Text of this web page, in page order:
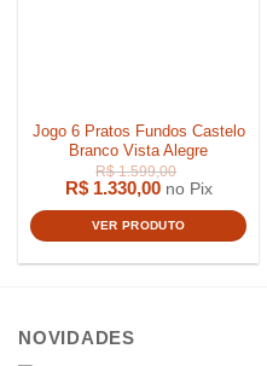
Jogo 6 Pratos Fundos Castelo
Branco Vista Alegre
R$1.330,00 no Pix
VER PRODUTO
NOVIDADES